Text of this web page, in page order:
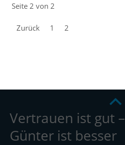
Seite 2 von 2
Zurück 1 2
Vertrauen ist gut –
Günter ist besser